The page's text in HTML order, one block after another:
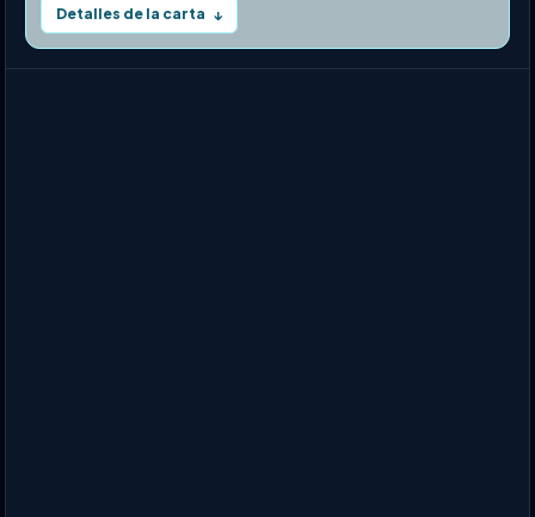
Detalles de la carta ↓